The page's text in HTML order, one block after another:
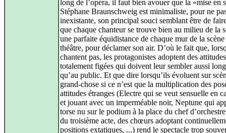
long de l’opéra, il faut bien avouer que la «mise en
Stéphane Braunschweig est minimaliste, pour ne
inexistante, son principal souci semblant être de
que chaque chanteur se trouve bien au milieu de la
une parfaite équidistance de chaque mur de la
théâtre, pour déclamer son air. D’où le fait que,
chantent pas, les protagonistes adoptent des attitudes
totalement figées qui doivent leur sembler aussi
qu’au public. Et que dire lorsqu’ils évoluent sur
grand-chose si ce n’est que la multiplication des
attitudes étranges (Electre qui se veut sensuelle en
et jouant avec un imperméable noir, Neptune qui
torse nu sur le podium à la place du chef
du troisième acte, des chœurs adoptant
positions extatiques, ...) rend le spectacle trop